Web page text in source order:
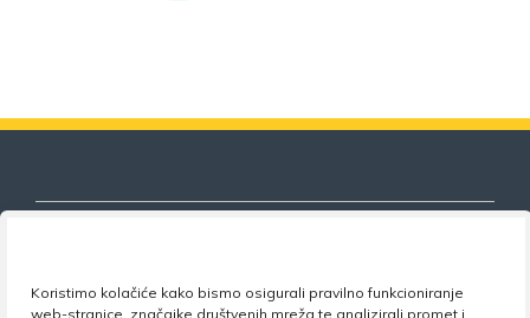
Koristimo kolačiće kako bismo osigurali pravilno funkcioniranje
web-stranice, značajke društvenih mreža te analizirali promet i
Nezavisni sindikat znanosti i visokog